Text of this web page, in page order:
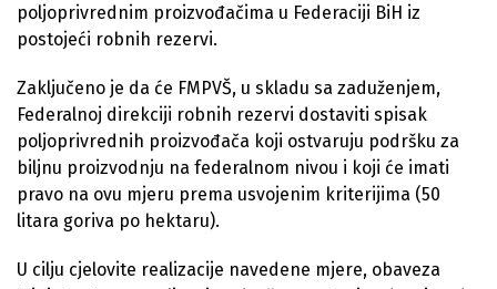
poljoprivrednim proizvođačima u Federaciji BiH iz
postojeći robnih rezervi.
Zaključeno je da će FMPVŠ, u skladu sa zaduženjem,
Federalnoj direkciji robnih rezervi dostaviti spisak
poljoprivrednih proizvođača koji ostvaruju podršku za
biljnu proizvodnju na federalnom nivou i koji će imati
pravo na ovu mjeru prema usvojenim kriterijima (50
litara goriva po hektaru).
U cilju cjelovite realizacije navedene mjere, obaveza